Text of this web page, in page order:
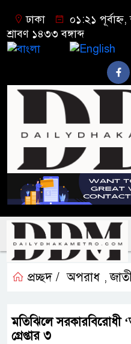
ঢাকা
০১:২১
শ্রাবণ ১৪৩৩ বঙ্গাব্দ
প্রচ্ছদ / অপরাধ ,
মতিঝিলে সরকারবিরোধী
গ্রেপ্তার ৩